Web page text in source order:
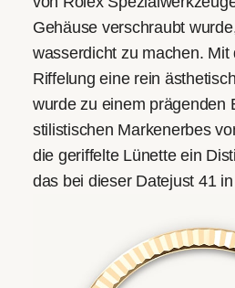
Gehäuse verschraubt
wasserdicht zu machen. Mit
Riffelung eine rein
wurde zu einem prägenden
stilistischen Markenerbes
die geriffelte Lünette ein
das bei dieser Datejust 41